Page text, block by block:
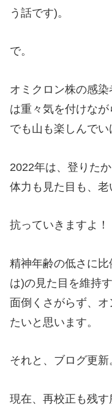
う話です)。
で。
オミクロン株の感
は重々気を付けなが
でも山も楽しんでい
2022年は、登りた
体力も見た目も、老
抗っていきますよ！
精神年齢の低さに
は)の見た目を維持す
面倒くさがらず、
たいと思います。
それと、ブログ更新
現在、再校正も残す